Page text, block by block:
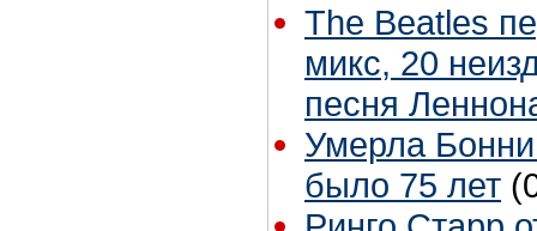
The Beatles
микс, 20
песня
Умерла
было 75 лет